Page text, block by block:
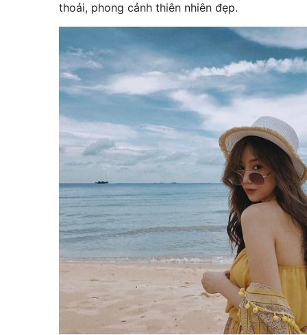
thoải, phong cảnh thiên nhiên đẹp.